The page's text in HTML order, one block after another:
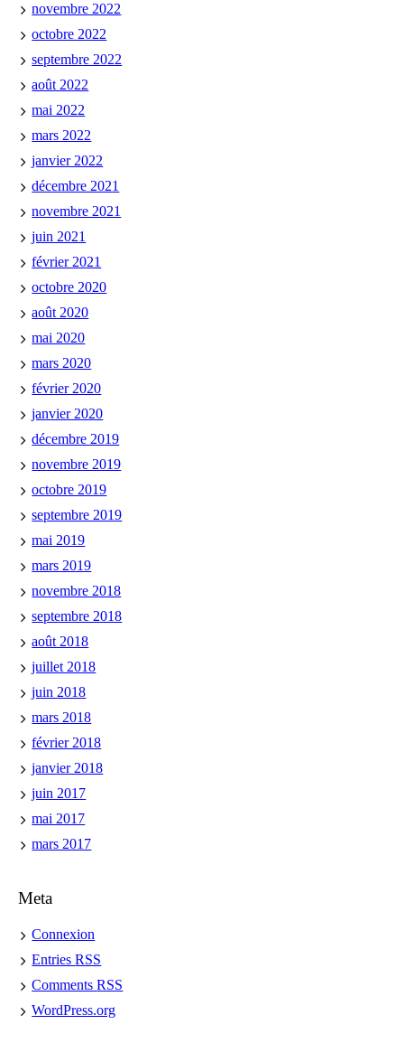
novembre 2022
octobre 2022
septembre 2022
août 2022
mai 2022
mars 2022
janvier 2022
décembre 2021
novembre 2021
juin 2021
février 2021
octobre 2020
août 2020
mai 2020
mars 2020
février 2020
janvier 2020
décembre 2019
novembre 2019
octobre 2019
septembre 2019
mai 2019
mars 2019
novembre 2018
septembre 2018
août 2018
juillet 2018
juin 2018
mars 2018
février 2018
janvier 2018
juin 2017
mai 2017
mars 2017
Meta
Connexion
EntriesRSS
CommentsRSS
WordPress.org